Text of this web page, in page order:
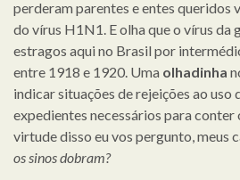
perderam parentes e entes queridos
do vírus H1N1. E olha que o vírus da
estragos aqui no Brasil por
entre 1918 e 1920. Uma olhadinha
indicar situações de rejeições ao uso
expedientes necessários para conter
virtude disso eu vos pergunto, meus
os sinos dobram?